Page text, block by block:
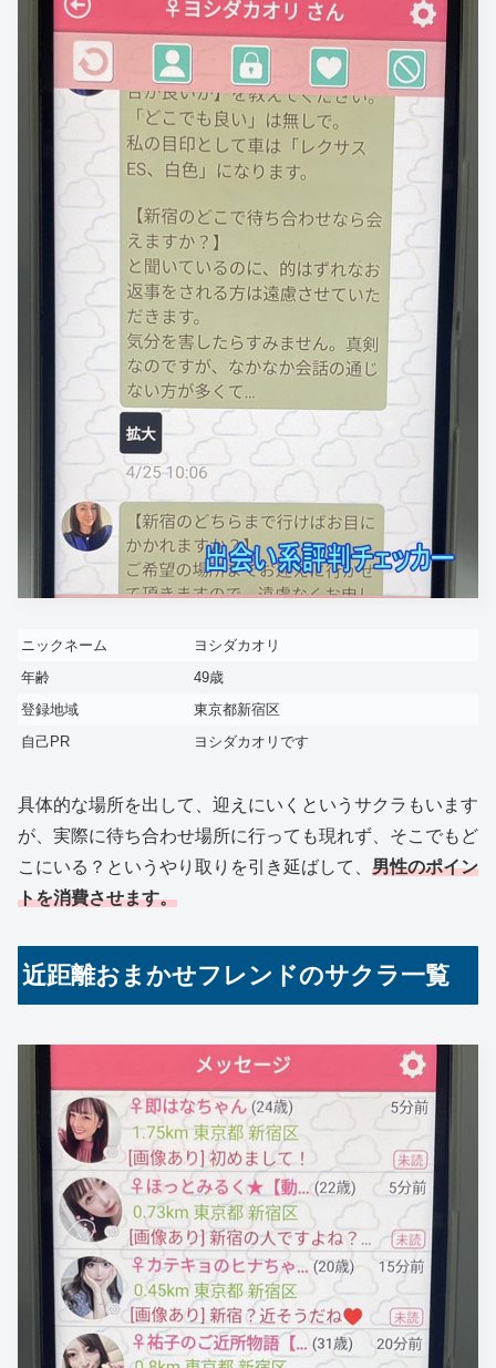
ニックネーム
ヨシダカオリ
年齢
49歳
登録地域
東京都新宿区
自己PR
ヨシダカオリです
具体的な場所を出して、迎えにいくというサクラもいます
が、実際に待ち合わせ場所に行っても現れず、そこでもど
こにいる？というやり取りを引き延ばして、 男性のポイン
トを消費させます。
近距離おまかせフレンドのサクラ一覧